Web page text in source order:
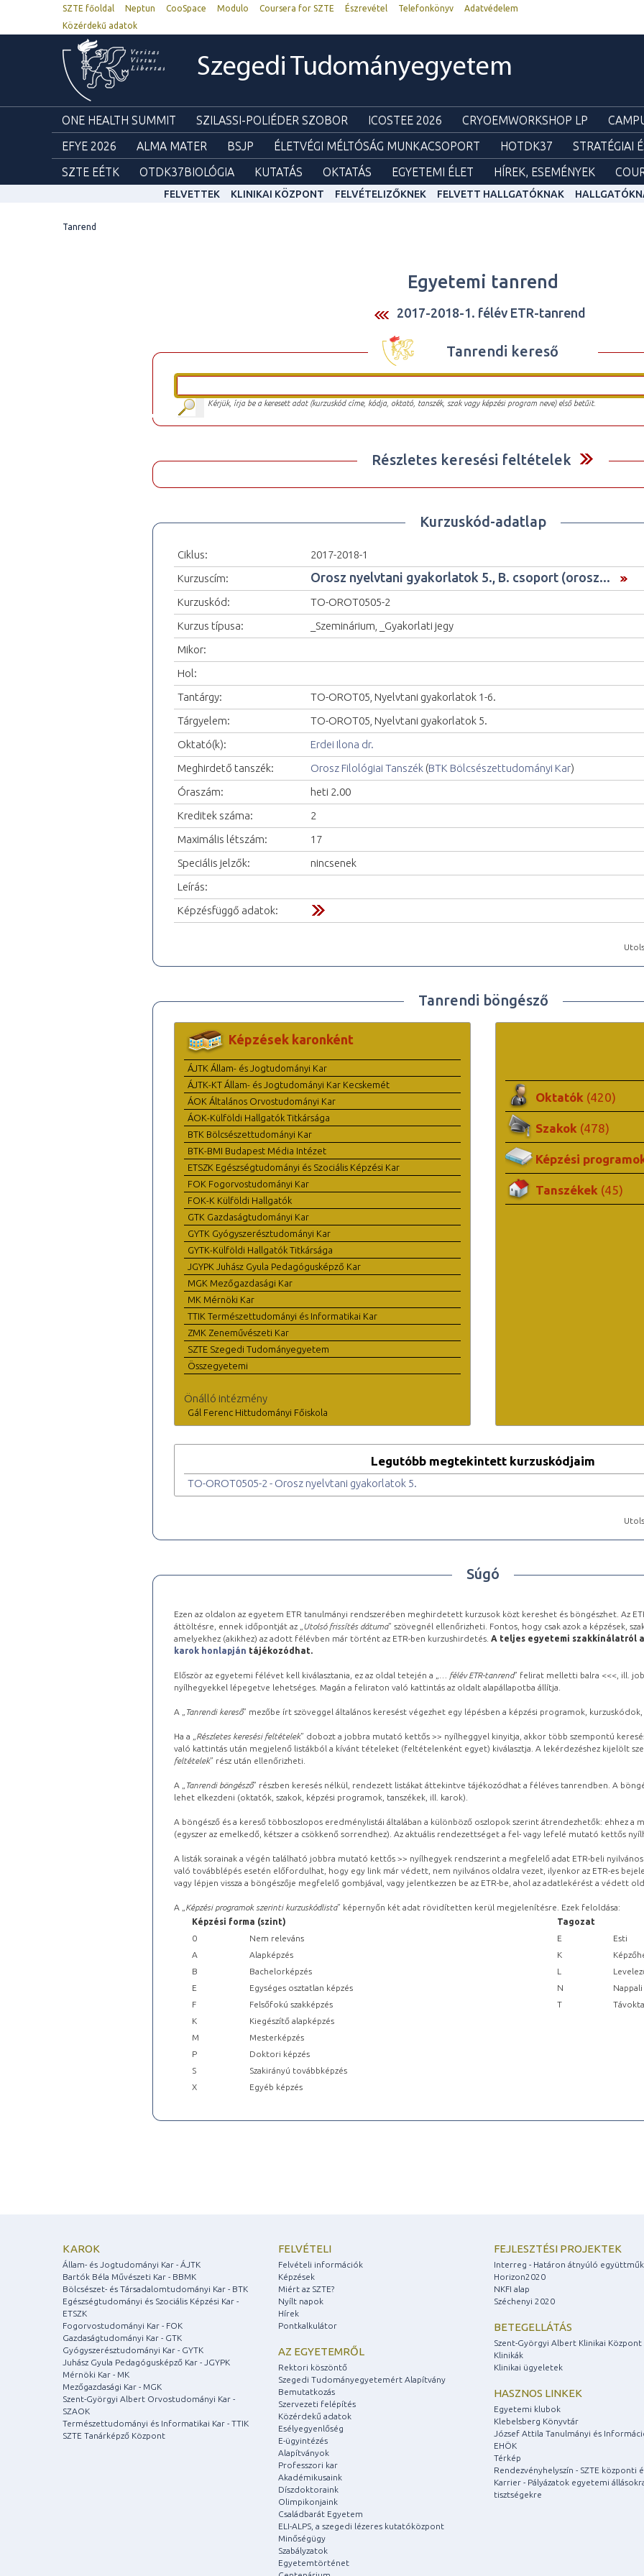
SZTE főoldal Neptun CooSpace Modulo Coursera for SZTE Észrevétel Telefonkönyv
Adatvédelem
Közérdekű adatok
Szegedi Tudományegyetem
ONE HEALTH SUMMIT SZILASSI-POLIÉDER SZOBOR ICOSTEE 2026 CRYOEMWORKSHOP LP
EFYE 2026
ALMA MATER BSJP ÉLETVÉGI MÉLTÓSÁG MUNKACSOPORT HOTDK37 STRATÉGIAI
SZTE EÉTK
OTDK37BIOLÓGIA KUTATÁS OKTATÁS EGYETEMI ÉLET HÍREK, ESEMÉNYEK
FELVETTEK KLINIKAI KÖZPONT FELVÉTELIZŐKNEK FELVETT HALLGATÓKNAK
Tanrend
Egyetemi tanrend
2017-2018-1. félév ETR-tanrend
Tanrendi kereső
Kérjük, írja be a keresett adat (kurzuskód címe, kódja, oktató, tanszék, szak vagy képzési program neve) első betűit.
Részletes keresési feltételek
Kurzuskód-adatlap
Ciklus:
2017-2018-1
Kurzuscím:
Orosz nyelvtani gyakorlatok 5., B. csoport (orosz...
Kurzuskód:
TO-OROT0505-2
Kurzus típusa:
_Szeminárium, _Gyakorlati jegy
Mikor:
Hol:
Tantárgy:
TO-OROT05, Nyelvtani gyakorlatok 1-6.
Tárgyelem:
TO-OROT05, Nyelvtani gyakorlatok 5.
Oktató(k):
Erdei Ilona dr.
Meghirdető tanszék:
Orosz Filológiai Tanszék (BTK Bölcsészettudományi Kar)
Óraszám:
heti 2.00
Kreditek száma:
2
Maximális létszám:
17
Speciális jelzők:
nincsenek
Leírás:
Képzésfüggő adatok:
Tanrendi böngésző
Képzések karonként
ÁJTK Állam- és Jogtudományi Kar
ÁJTK-KT Állam- és Jogtudományi Kar Kecskemét
ÁOK Általános Orvostudományi Kar
ÁOK-Külföldi Hallgatók Titkársága
BTK Bölcsészettudományi Kar
BTK-BMI Budapest Média Intézet
ETSZK Egészségtudományi és Szociális Képzési Kar
FOK Fogorvostudományi Kar
FOK-K Külföldi Hallgatók
GTK Gazdaságtudományi Kar
GYTK Gyógyszerésztudományi Kar
GYTK-Külföldi Hallgatók Titkársága
JGYPK Juhász Gyula Pedagógusképző Kar
MGK Mezőgazdasági Kar
MK Mérnöki Kar
TTIK Természettudományi és Informatikai Kar
ZMK Zeneművészeti Kar
SZTE Szegedi Tudományegyetem
Összegyetemi
Önálló intézmény
Gál Ferenc Hittudományi Főiskola
Oktatók (420)
Szakok (478)
Képzési
Tanszékek (45)
Legutóbb megtekintett kurzuskódjaim
TO-OROT0505-2 - Orosz nyelvtani gyakorlatok 5.
Súgó
Ezen az oldalon az egyetem ETR tanulmányi rendszerében meghirdetett kurzusok közt kereshet és böngészhet. Az
áttöltésre, ennek időpontját az „ Utolsó frissítés dátuma” szövegnél ellenőrizheti. Fontos, hogy csak azok a képzések,
amelyekhez (akikhez) az adott félévben már történt az ETR-ben kurzushirdetés. A teljes egyetemi szakkínálatról a
karok honlapján tájékozódhat.
Először az egyetemi félévet kell kiválasztania, ez az oldal tetején a „ … félév ETR-tanrend” felirat melletti balra <<<, ill.
nyílhegyekkel lépegetve lehetséges. Magán a feliraton való kattintás az oldalt alapállapotba állítja.
A „ Tanrendi kereső” mezőbe írt szöveggel általános keresést végezhet egy lépésben a képzési programok,
Ha a „ Részletes keresési feltételek” dobozt a jobbra mutató kettős >> nyílheggyel kinyitja, akkor több szempontú
való kattintás után megjelenő listákból a kívánt tételeket (feltételenként egyet) kiválasztja. A lekérdezéshez kijelölt
feltételek” rész után ellenőrizheti.
A „ Tanrendi böngésző” részben keresés nélkül, rendezett listákat áttekintve tájékozódhat a féléves tanrendben. A
lehet elkezdeni (oktatók, szakok, képzési programok, tanszékek, ill. karok).
A böngésző és a kereső többoszlopos eredménylistái általában a különböző oszlopok szerint átrendezhetők: ehhez a
(egyszer az emelkedő, kétszer a csökkenő sorrendhez). Az aktuális rendezettséget a fel- vagy lefelé mutató kettős
A listák sorainak a végén található jobbra mutató kettős >> nyílhegyek rendszerint a megfelelő adat ETR-beli
való továbblépés esetén előfordulhat, hogy egy link már védett, nem nyilvános oldalra vezet, ilyenkor az ETR-es
vagy lépjen vissza a böngészője megfelelő gombjával, vagy jelentkezzen be az ETR-be, ahol az adatlekérést a védett
A „ Képzési programok szerinti kurzuskódlista” képernyőn két adat rövidítetten kerül megjelenítésre. Ezek feloldása:
Képzési forma (szint)
Tagozat
0
Nem releváns E
Esti
A
Alapképzés K
B
Bachelorképzés L
E
Egységes osztatlan képzés N
Nappali
F
Felsőfokú szakképzés T
K
Kiegészítő alapképzés
M
Mesterképzés
P
Doktori képzés
S
Szakirányú továbbképzés
X
Egyéb képzés
KAROK
Állam- és Jogtudományi Kar - ÁJTK
Bartók Béla Művészeti Kar - BBMK
Bölcsészet- és Társadalomtudományi Kar - BTK
Egészségtudományi és Szociális Képzési Kar -
ETSZK
Fogorvostudományi Kar - FOK
Gazdaságtudományi Kar - GTK
Gyógyszerésztudományi Kar - GYTK
Juhász Gyula Pedagógusképző Kar - JGYPK
Mérnöki Kar - MK
Mezőgazdasági Kar - MGK
Szent-Györgyi Albert Orvostudományi Kar -
SZAOK
Természettudományi és Informatikai Kar - TTIK
SZTE Tanárképző Központ
FELVÉTELI
Felvételi információk
Képzések
Miért az SZTE?
Nyílt napok
Hírek
Pontkalkulátor
AZ EGYETEMRŐL
Rektori köszöntő
Szegedi Tudományegyetemért Alapítvány
Bemutatkozás
Szervezeti felépítés
Közérdekű adatok
Esélyegyenlőség
E-ügyintézés
Alapítványok
Professzori kar
Akadémikusaink
Díszdoktoraink
Olimpikonjaink
Családbarát Egyetem
ELI-ALPS, a szegedi lézeres kutatóközpont
Minőségügy
Szabályzatok
Egyetemtörténet
FEJLESZTÉSI PROJEKTEK
Interreg - Határon átnyúló
Horizon2020
NKFI alap
Széchenyi 2020
BETEGELLÁTÁS
Szent-Györgyi Albert Klinikai Központ
Klinikák
Klinikai ügyeletek
HASZNOS LINKEK
Egyetemi klubok
Klebelsberg Könyvtár
József Attila Tanulmányi és
EHÖK
Térkép
Rendezvényhelyszín - SZTE központi
Karrier - Pályázatok egyetemi
tisztségekre